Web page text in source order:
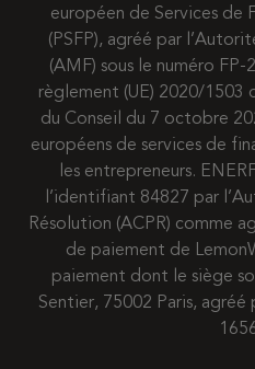
européen de Services de
(PSFP), agréé par
(AMF) sous le numéro
règlement (UE) 2020/1503
du Conseil du 7 octobre
européens de services de
les entrepreneurs.
l’identifiant 84827 par
Résolution (ACPR) comme
de paiement de
paiement dont le siège
Sentier, 75002 Paris, agréé